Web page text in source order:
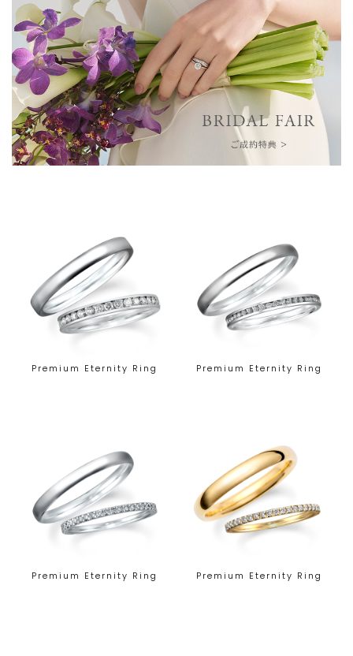
Premium Eternity Ring Premium Eternity Ring
Premium Eternity Ring Premium Eternity Ring